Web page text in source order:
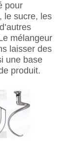
pour
le sucre, les
mélangeur
laisser des
une base
produit.